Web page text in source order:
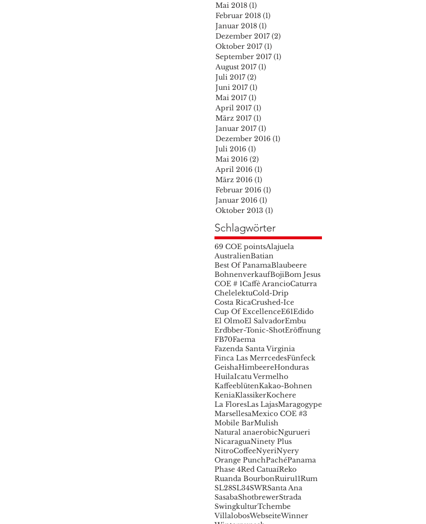
Mai 2018 (1)
Februar 2018 (1)
Januar 2018 (1)
Dezember 2017 (2)
Oktober 2017 (1)
September 2017 (1)
August 2017 (1)
Juli 2017 (2)
Juni 2017 (1)
Mai 2017 (1)
April 2017 (1)
März 2017 (1)
Januar 2017 (1)
Dezember 2016 (1)
Juli 2016 (1)
Mai 2016 (2)
April 2016 (1)
März 2016 (1)
Februar 2016 (1)
Januar 2016 (1)
Oktober 2013 (1)
Schlagwörter
69 COE pointsAlajuela
AustralienBatian
Best Of PanamaBlaubeere
BohnenverkaufBojiBom Jesus
COE # 1Caffè ArancioCaturra
ChelelektuCold-Drip
Costa RicaCrushed-Ice
Cup Of ExcellenceE61Edido
El OlmoEl SalvadorEmbu
Erdbber-Tonic-ShotEröffnung
FB70Faema
Fazenda Santa Virginia
Finca Las MerrcedesFünfeck
GeishaHimbeereHonduras
HuilaIcatu Vermelho
KaffeeblütenKakao-Bohnen
KeniaKlassikerKochere
La FloresLas LajasMaragogype
MarsellesaMexico COE #3
Mobile BarMulish
Natural anaerobicNgurueri
NicaraguaNinety Plus
NitroCoffeeNyeriNyery
Orange PunchPachéPanama
Phase 4Red CatuaíReko
Ruanda BourbonRuiru11Rum
SL28SL34SWRSanta Ana
SasabaShotbrewerStrada
SwingkulturTchembe
VillalobosWebseiteWinner